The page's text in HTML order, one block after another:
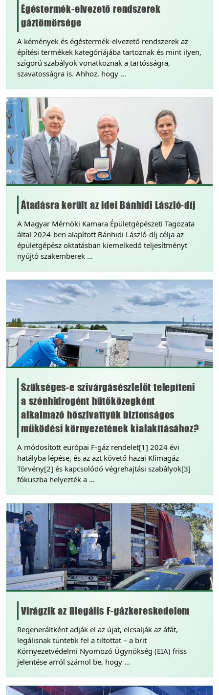
Égéstermék-elvezető rendszerek
gáztömörsége
A kémények és égéstermék-elvezető rendszerek az
építési termékek kategóriájába tartoznak és mint ilyen,
szigorú szabályok vonatkoznak a tartósságra,
szavatosságra is. Ahhoz, hogy …
Átadásra került az idei Bánhidi László-díj
A Magyar Mérnöki Kamara Épületgépészeti Tagozata
által 2024-ben alapított Bánhidi László-díj célja az
épületgépész oktatásban kiemelkedő teljesítményt
nyújtó szakemberek …
Szükséges-e szivárgásészlelőt telepíteni
a szénhidrogént hűtőközegként
alkalmazó hőszivattyúk biztonságos
működési környezetének kialakításához?
A módosított európai F-gáz rendelet[1] 2024 évi
hatályba lépése, és az azt követő hazai Klímagáz
Törvény[2] és kapcsolódó végrehajtási szabályok[3]
fókuszba helyezték a …
Virágzik az illegális F-gázkereskedelem
Regeneráltként adják el az újat, elcsalják az áfát,
legálisnak tüntetik fel a tiltottat – a brit
Környezetvédelmi Nyomozó Ügynökség (EIA) friss
jelentése arról számol be, hogy …